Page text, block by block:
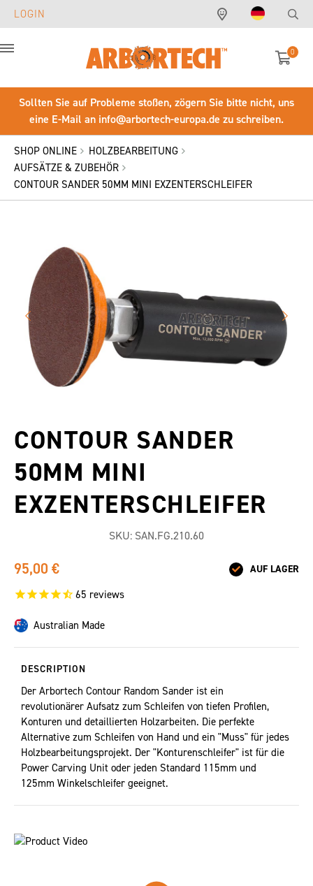
LOGIN
0
Sollten Sie auf Probleme stoßen, zögern Sie bitte nicht, uns
eine E-Mail an info@arbortech-europa.de zu schreiben.
SHOP ONLINE
HOLZBEARBEITUNG
AUFSÄTZE & ZUBEHÖR
CONTOUR SANDER 50MM MINI EXZENTERSCHLEIFER
CONTOUR SANDER
50MM MINI
EXZENTERSCHLEIFER
SKU: SAN.FG.210.60
95,00 € AUF LAGER
65 reviews
Australian Made
DESCRIPTION
Der Arbortech Contour Random Sander ist ein
revolutionärer Aufsatz zum Schleifen von tiefen Profilen,
Konturen und detaillierten Holzarbeiten. Die perfekte
Alternative zum Schleifen von Hand und ein "Muss" für jedes
Holzbearbeitungsprojekt. Der "Konturenschleifer" ist für die
Power Carving Unit oder jeden Standard 115mm und
125mm Winkelschleifer geeignet.